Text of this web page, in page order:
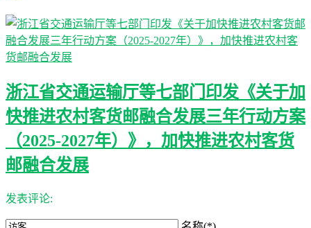
浙江省交通运输厅等七部门印发《关于加
快推进农村客货邮融合发展三年行动方案
（2025-2027年）》，加快推进农村客货
邮融合发展
发表评论: